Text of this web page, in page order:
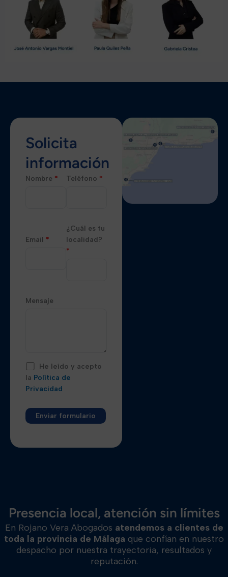
Solicita
información
Nombre * Teléfono *
Email *
¿Cuál es tu
localidad?
*
Mensaje
He leído y acepto
la Política de
Privacidad
Presencia local, atención sin límites
En Rojano Vera Abogados atendemos a clientes de
toda la provincia de Málaga que confían en nuestro
despacho por nuestra trayectoria, resultados y
reputación.